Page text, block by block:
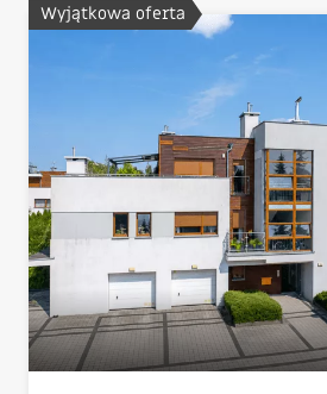
Wyjątkowa oferta